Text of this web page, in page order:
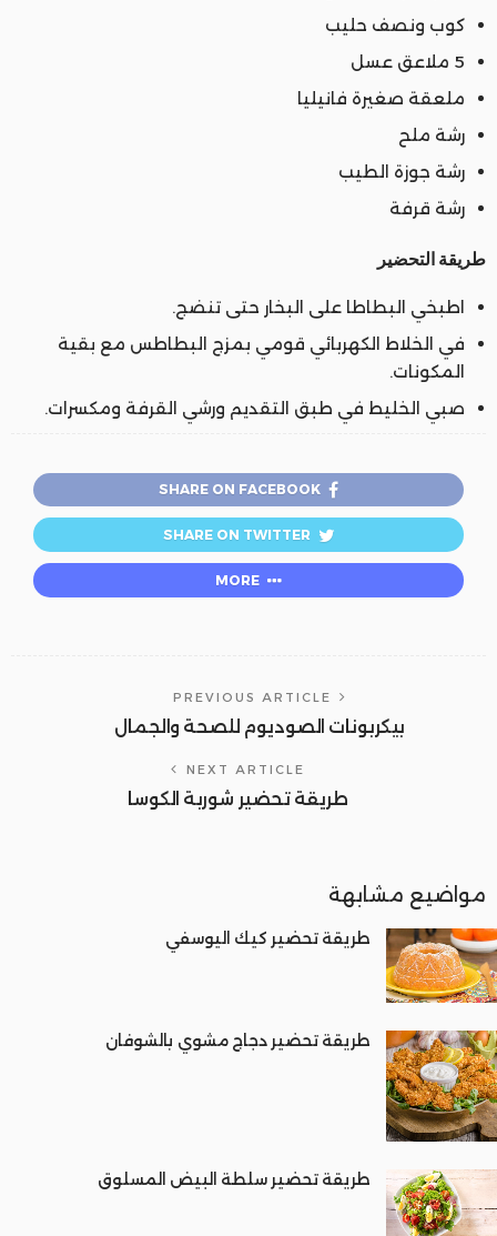
كوب ونصف حليب
5 ملاعق عسل
ملعقة صغيرة فانيليا
رشة ملح
رشة جوزة الطيب
رشة قرفة
طريقة التحضير
اطبخي البطاطا على البخار حتى تنضج.
في الخلاط الكهربائي قومي بمزج البطاطس مع بقية
المكونات.
صبي الخليط في طبق التقديم ورشي القرفة ومكسرات.
SHARE ON FACEBOOK
SHARE ON TWITTER
MORE
PREVIOUS ARTICLE
بيكربونات الصوديوم للصحة والجمال
NEXT ARTICLE
طريقة تحضير شوربة الكوسا
مواضيع مشابهة
طريقة تحضير كيك اليوسفي
طريقة تحضير دجاج مشوي بالشوفان
طريقة تحضير سلطة البيض المسلوق